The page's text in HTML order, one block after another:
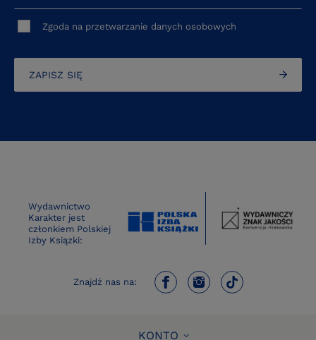
Zgoda na przetwarzanie danych osobowych
ZAPISZ SIĘ
Wydawnictwo
Karakter jest
członkiem Polskiej
Izby Ksiązki:
Znajdź nas na:
KONTO